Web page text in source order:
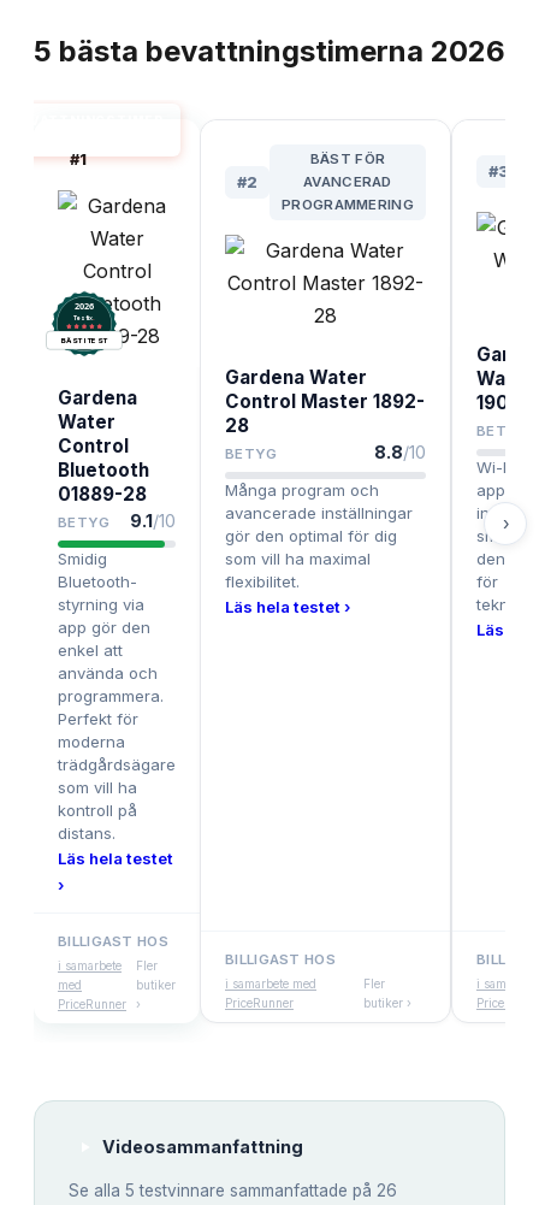
5 bästa bevattningstimerna 2026
#1
2026
Testix.
BÄST I TEST
Gardena
Water
Control
Bluetooth
01889-28
BETYG 9.1/10
Smidig
Bluetooth-
styrning via
app gör den
enkel att
använda och
programmera.
Perfekt för
moderna
trädgårdsägare
som vill ha
kontroll på
distans.
Läs hela testet
›
BILLIGAST HOS
i samarbete
med
PriceRunner
Fler
butiker
›
#2
BÄST FÖR
AVANCERAD
PROGRAMMERING
Gardena Water
Control Master 1892-
28
BETYG 8.8/10
Många program och
avancerade inställningar
gör den optimal för dig
som vill ha maximal
flexibilitet.
Läs hela testet ›
BILLIGAST HOS
i samarbete med
PriceRunner
Fler
butiker ›
#3
Water
BETYG
Wi-Fi
smarta
denna
för
Läs
i
›
Videosammanfattning
Se alla 5 testvinnare sammanfattade på 26